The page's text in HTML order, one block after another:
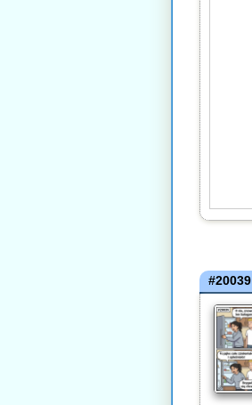
#20039